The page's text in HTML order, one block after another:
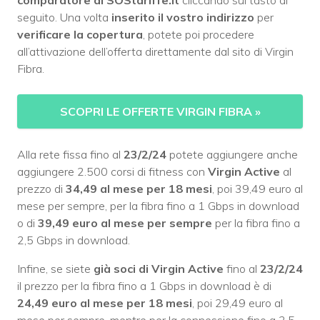
seguito. Una volta inserito il vostro indirizzo per
verificare la copertura, potete poi procedere
all’attivazione dell’offerta direttamente dal sito di Virgin
Fibra.
SCOPRI LE OFFERTE VIRGIN FIBRA »
Alla rete fissa fino al 23/2/24 potete aggiungere anche
aggiungere 2.500 corsi di fitness con Virgin Active al
prezzo di 34,49 al mese per 18 mesi, poi 39,49 euro al
mese per sempre, per la fibra fino a 1 Gbps in download
o di 39,49 euro al mese per sempre per la fibra fino a
2,5 Gbps in download.
Infine, se siete già soci di Virgin Active fino al 23/2/24
il prezzo per la fibra fino a 1 Gbps in download è di
24,49 euro al mese per 18 mesi, poi 29,49 euro al